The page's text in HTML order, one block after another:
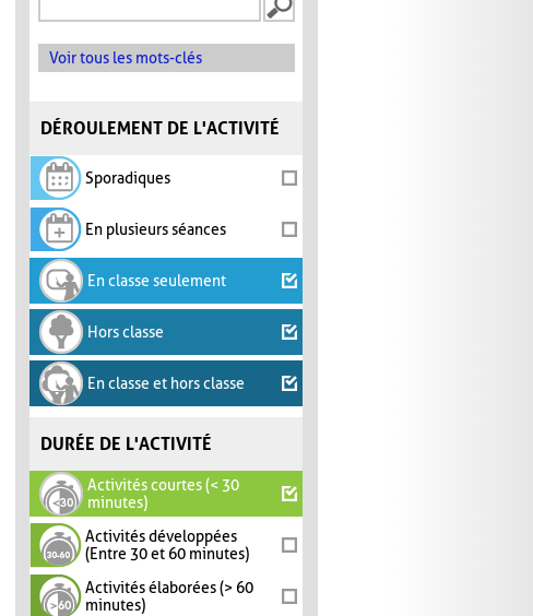
Voir tous les mots-clés
DÉROULEMENT DE L'ACTIVITÉ
Sporadiques
En plusieurs séances
En classe seulement
Hors classe
En classe et hors classe
DURÉE DE L'ACTIVITÉ
Activités courtes (< 30
minutes)
Activités développées
(Entre 30 et 60 minutes)
Activités élaborées (> 60
minutes)